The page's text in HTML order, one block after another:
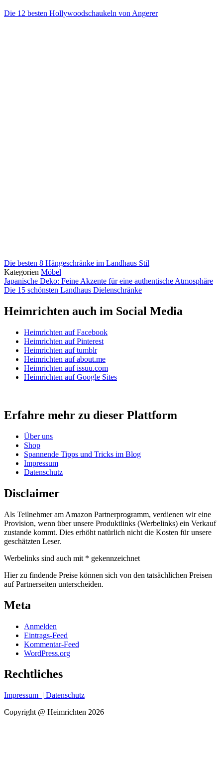
Die 12 besten Hollywoodschaukeln von Angerer
Die besten 8 Hängeschränke im Landhaus Stil
Kategorien Möbel
Japanische Deko: Feine Akzente für eine authentische Atmosphäre
Die 15 schönsten Landhaus Dielenschränke
Heimrichten auch im Social Media
Heimrichten auf Facebook
Heimrichten auf Pinterest
Heimrichten auf tumblr
Heimrichten auf about.me
Heimrichten auf issuu.com
Heimrichten auf Google Sites
Erfahre mehr zu dieser Plattform
Über uns
Shop
Spannende Tipps und Tricks im Blog
Impressum
Datenschutz
Disclaimer
Als Teilnehmer am Amazon Partnerprogramm, verdienen wir eine
Provision, wenn über unsere Produktlinks (Werbelinks) ein Verkauf
zustande kommt. Dies erhöht natürlich nicht die Kosten für unsere
geschätzten Leser.
Werbelinks sind auch mit * gekennzeichnet
Hier zu findende Preise können sich von den tatsächlichen Preisen
auf Partnerseiten unterscheiden.
Meta
Anmelden
Eintrags-Feed
Kommentar-Feed
WordPress.org
Rechtliches
Impressum | Datenschutz
Copyright @ Heimrichten 2026